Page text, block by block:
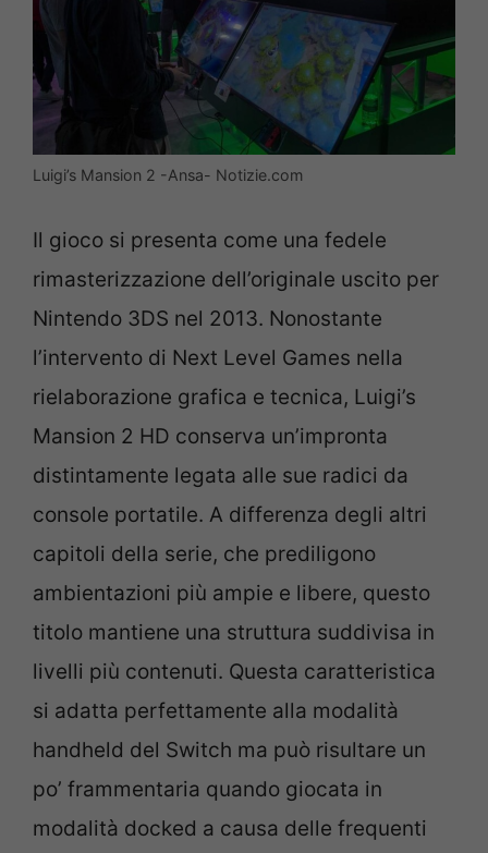
Luigi’s Mansion 2 -Ansa- Notizie.com
Il gioco si presenta come una fedele
rimasterizzazione dell’originale uscito per
Nintendo 3DS nel 2013. Nonostante
l’intervento di Next Level Games nella
rielaborazione grafica e tecnica, Luigi’s
Mansion 2 HD conserva un’impronta
distintamente legata alle sue radici da
console portatile. A differenza degli altri
capitoli della serie, che prediligono
ambientazioni più ampie e libere, questo
titolo mantiene una struttura suddivisa in
livelli più contenuti. Questa caratteristica
si adatta perfettamente alla modalità
handheld del Switch ma può risultare un
po’ frammentaria quando giocata in
modalità docked a causa delle frequenti